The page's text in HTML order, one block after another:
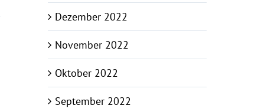
Dezember 2022
November 2022
Oktober 2022
September 2022